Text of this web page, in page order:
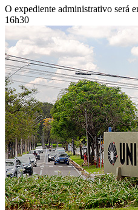
O expediente administrativo será
16h30